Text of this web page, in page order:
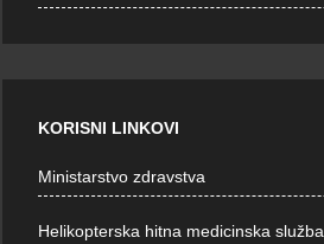
KORISNI LINKOVI
Ministarstvo zdravstva
Helikopterska hitna medicinska služba